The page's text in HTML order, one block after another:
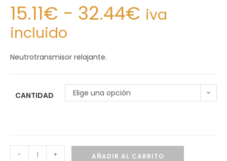
15.11€ - 32.44€ iva
incluido
Neutrotransmisor relajante.
CANTIDAD Elige una opción
- + AÑADIR AL CARRITO